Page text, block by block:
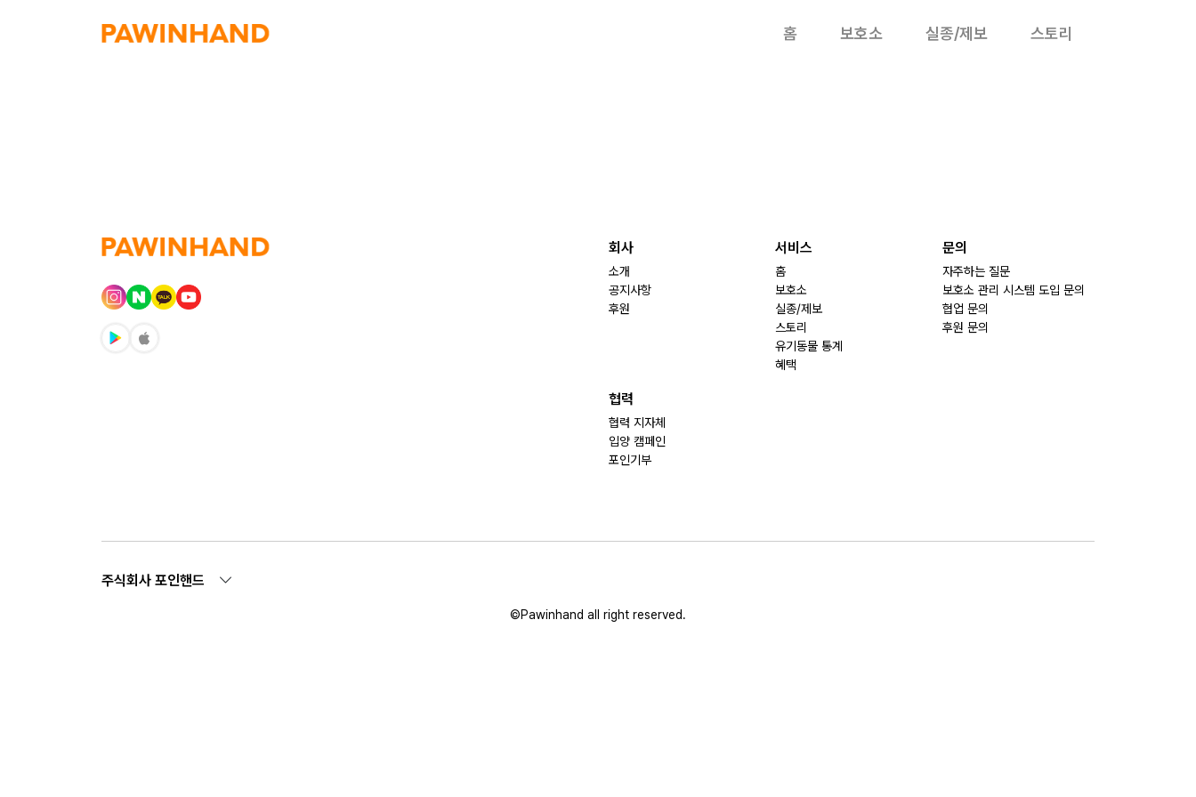
홈 보호소 실종/제보 스토리
회사
소개
공지사항
후원
서비스
홈
보호소
실종/제보
스토리
유기동물 통계
혜택
문의
자주하는 질문
보호소 관리 시스템 도입 문의
협업 문의
후원 문의
협력
협력 지자체
입양 캠페인
포인기부
주식회사 포인핸드
©Pawinhand all right reserved.